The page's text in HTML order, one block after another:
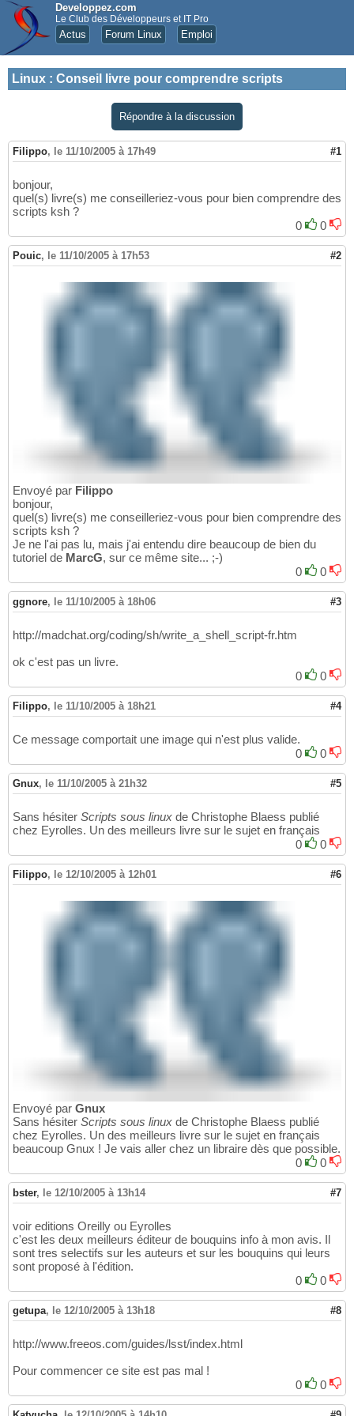
Developpez.com
Le Club des Développeurs et IT Pro
Actus Forum Linux Emploi
Linux : Conseil livre pour comprendre scripts
Répondre à la discussion
Filippo, le 11/10/2005 à 17h49 #1
bonjour,
quel(s) livre(s) me conseilleriez-vous pour bien comprendre des
scripts ksh ?
0
0
Pouic, le 11/10/2005 à 17h53 #2
Envoyé par Filippo
bonjour,
quel(s) livre(s) me conseilleriez-vous pour bien comprendre des
scripts ksh ?
Je ne l'ai pas lu, mais j'ai entendu dire beaucoup de bien du
tutoriel de MarcG, sur ce même site... ;-)
0
0
ggnore, le 11/10/2005 à 18h06 #3
http://madchat.org/coding/sh/write_a_shell_script-fr.htm
ok c'est pas un livre.
0
0
Filippo, le 11/10/2005 à 18h21 #4
Ce message comportait une image qui n'est plus valide.
0
0
Gnux, le 11/10/2005 à 21h32 #5
Sans hésiter Scripts sous linux de Christophe Blaess publié
chez Eyrolles. Un des meilleurs livre sur le sujet en français
0
0
Filippo, le 12/10/2005 à 12h01 #6
Envoyé par Gnux
Sans hésiter Scripts sous linux de Christophe Blaess publié
chez Eyrolles. Un des meilleurs livre sur le sujet en français
beaucoup Gnux ! Je vais aller chez un libraire dès que possible.
0
0
bster, le 12/10/2005 à 13h14 #7
voir editions Oreilly ou Eyrolles
c'est les deux meilleurs éditeur de bouquins info à mon avis. Il
sont tres selectifs sur les auteurs et sur les bouquins qui leurs
sont proposé à l'édition.
0
0
getupa, le 12/10/2005 à 13h18 #8
http://www.freeos.com/guides/lsst/index.html
Pour commencer ce site est pas mal !
0
0